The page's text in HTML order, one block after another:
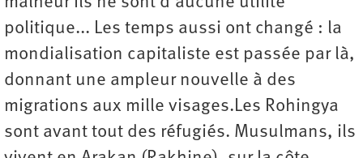
politique... Les temps aussi ont changé : la
mondialisation capitaliste est passée par là,
donnant une ampleur nouvelle à des
migrations aux mille visages.Les Rohingya
sont avant tout des réfugiés. Musulmans, ils